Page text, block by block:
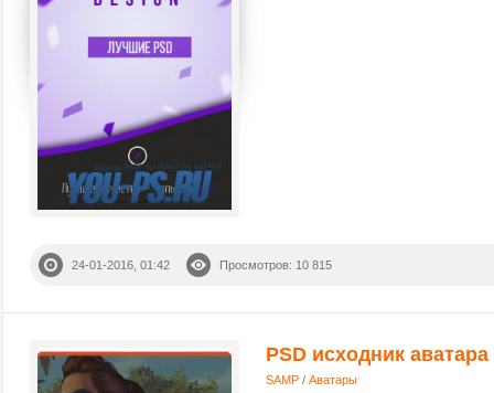
24-01-2016, 01:42 Просмотров: 10 815
PSD исходник
SAMP / Аватары